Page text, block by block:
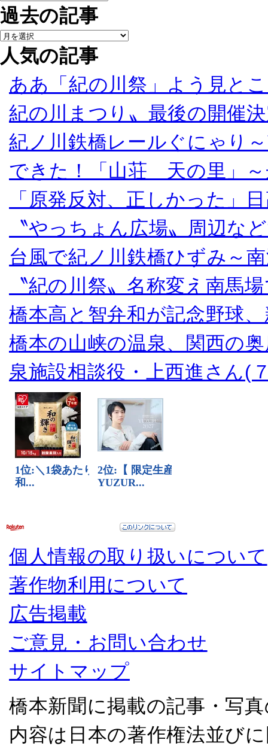
過去の記事
人気の記事
ああ「紀の川祭」よう見と
紀の川まつり〟最後の開催
紀ノ川鉄橋レールぐにゃり
できた！「山荘 天の里」～
「原発反対、正しかった」
〝やっちょん広場〟周辺な
台風で紀ノ川鉄橋ひずみ～
〝紀の川祭〟名称変え南馬
橋本高と智弁和が記念野球
橋本の山峡の温泉、関西の
泉施設相談役・上西進さん(
個人情報の取り扱いについて
著作物利用について
広告掲載
ご意見・お問い合わせ
サイトマップ
橋本新聞に掲載の記事・写
内容は日本の著作権法並び